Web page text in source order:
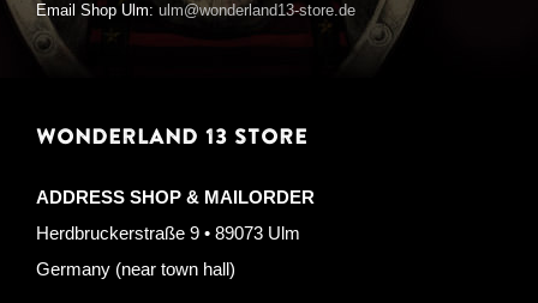
Email Shop Ulm: ulm@wonderland13-store.de
WONDERLAND 13 STORE
ADDRESS SHOP & MAILORDER
Herdbruckerstraße 9 • 89073 Ulm
Germany (near town hall)